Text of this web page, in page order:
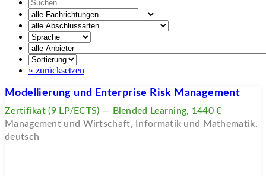
» zurücksetzen
Modellierung und Enterprise Risk Management
Zertifikat (9 LP/ECTS) — Blended Learning, 1440 €
Management und Wirtschaft, Informatik und Mathematik,
deutsch